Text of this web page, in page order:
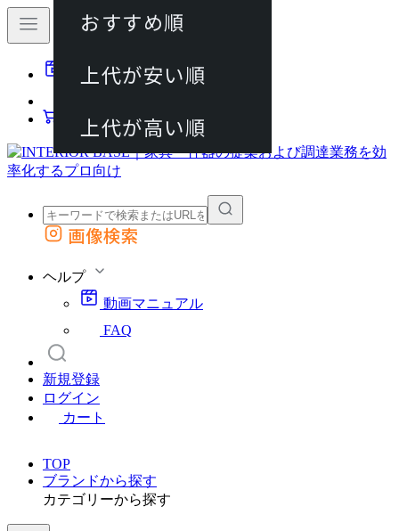
動画マニュアル
カート
外部サイトの商品をカートに追加
画像検索
ヘルプ
動画マニュアル
FAQ
新規登録
ログイン
カート
TOP
ブランドから探す
カテゴリーから探す
おすすめ順
上代が安い順
上代が高い順